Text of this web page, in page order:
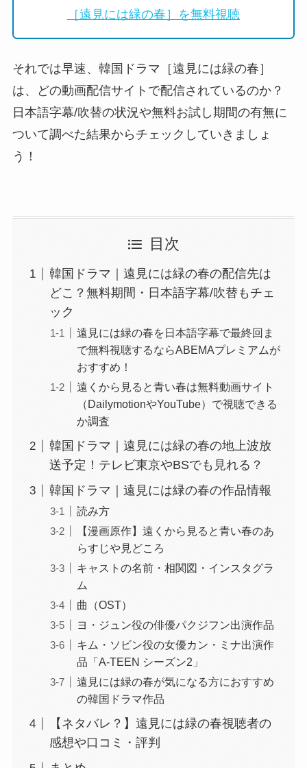
［遠見には緑の春］を無料視聴
それでは早速、韓国ドラマ［遠見には緑の春］
は、どの動画配信サイトで配信されているのか？
日本語字幕/吹替の状況や無料お試し期間の有無に
ついて調べた結果からチェックしていきましょ
う！
目次
韓国ドラマ｜遠見には緑の春の配信先は
どこ？無料期間・日本語字幕/吹替もチェ
ック
遠見には緑の春を日本語字幕で最終回ま
で無料視聴するならABEMAプレミアムが
おすすめ！
遠くから見ると青い春は無料動画サイト
（DailymotionやYouTube）で視聴できる
か調査
韓国ドラマ｜遠見には緑の春の地上波放
送予定！テレビ東京やBSでも見れる？
韓国ドラマ｜遠見には緑の春の作品情報
読み方
【漫画原作】遠くから見ると青い春のあ
らすじや見どころ
キャストの名前・相関図・インスタグラ
ム
曲（OST）
ヨ・ジュン役の俳優パクジフン出演作品
キム・ソビン役の女優カン・ミナ出演作
品「A-TEEN シーズン2」
遠見には緑の春が気になる方におすすめ
の韓国ドラマ作品
【ネタバレ？】遠見には緑の春視聴者の
感想や口コミ・評判